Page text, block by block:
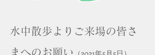
水中散歩よりご来場の皆さ
まへのお願い （2021年5月5日）